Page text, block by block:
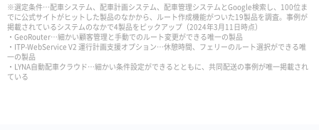
※選定条件…配車システム、配車計画システム、配車管理システムとGoogle検索し、100位ま
でに公式サイトがヒットした製品のなかから、ルート作成機能がついた19製品を調査。事例が
掲載されているシステムのなかで4製品をピックアップ（2024年3月11日時点）
・GeoRouter…細かい顧客管理と手動でのルート変更ができる唯一の製品
・ITP-WebService V2 運行計画支援オプション…休憩時間、フェリーのルート選択ができる唯
一の製品
・LYNA自動配車クラウド…細かい条件設定ができるとともに、共同配送の事例が唯一掲載され
ている